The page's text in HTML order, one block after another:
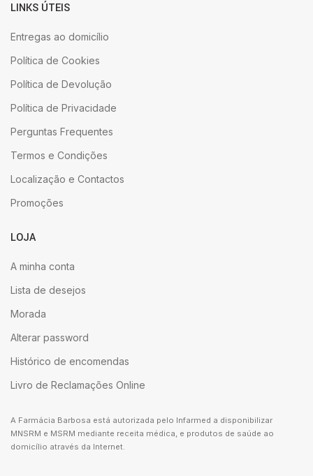
LINKS ÚTEIS
Entregas ao domicílio
Política de Cookies
Política de Devolução
Política de Privacidade
Perguntas Frequentes
Termos e Condições
Localização e Contactos
Promoções
LOJA
A minha conta
Lista de desejos
Morada
Alterar password
Histórico de encomendas
Livro de Reclamações Online
A Farmácia Barbosa está autorizada pelo Infarmed a disponibilizar
MNSRM e MSRM mediante receita médica, e produtos de saúde ao
domicílio através da Internet.